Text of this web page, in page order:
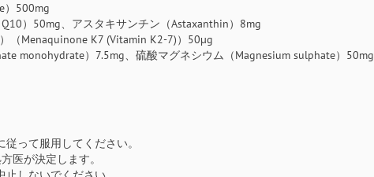
）500mg
）50mg、アスタキサンチン（Astaxanthin）8mg
（Menaquinone K7 (Vitamin K2‑7)）50μg
monohydrate）7.5mg、硫酸マグネシウム（Magnesium sulphate）50mg
って服用してください。
医が決定します。